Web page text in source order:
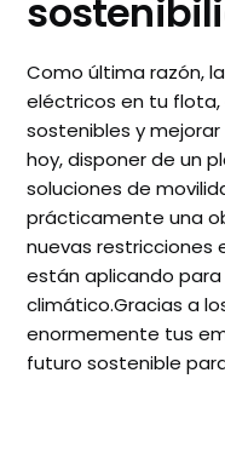
Como última razón,
eléctricos en tu
sostenibles y
hoy, disponer de un
soluciones de
prácticamente una
nuevas restricciones
están aplicando
climático.Gracias a
enormemente tus
futuro sostenible